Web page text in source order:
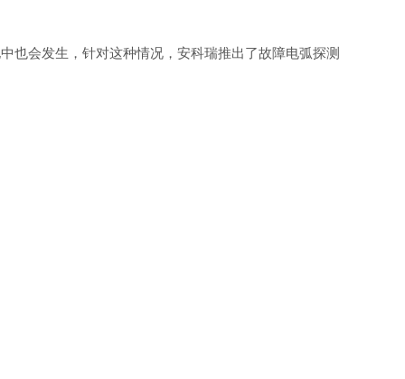
也会发生，针对这种情况，安科瑞推出了故障电弧探测